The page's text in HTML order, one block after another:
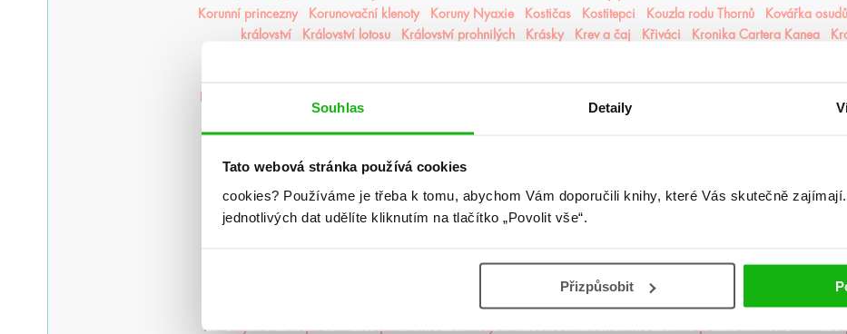
Souhlas Detaily
Tato webová stránka používá cookies
cookies? Používáme je třeba k tomu, abychom Vám doporučili knihy, které Vás skutečně zajímají.
jednotlivých dat udělíte kliknutím na tlačítko „Povolit vše“.
Přizpůsobit
Korunní princezny
Korunovační klenoty Koruny Nyaxie Kostičas Kostitepci Kouzla rodu Thornů Kovářka osudů
království
Království lotosu Království prohnilých Krásky Krev a čaj Křiváci Kronika Cartera Kanea
Maková válka
Měsíční kroniky
Město duší Město Fantome
Moře inkoustu a zlata
Moře nálezů a ztrát
Nejjasnější hvězdy
nejpo Nejtemnější část lesa Někdo jako ty Neřádi Nespoutaný chaos Never After
Nikdyuš
Noční partie Nocte Noví alchymisté Nozaki Nyxia Odkaz dračích jezdců
Panovo znamení Panův tajemný odkaz Pasažérka Percy Jackson
Pomněnka Pomsta & rozbřesk Poslední
Pozorovatelka Prázdné sliby Příběh magie Příběhy z nového světa